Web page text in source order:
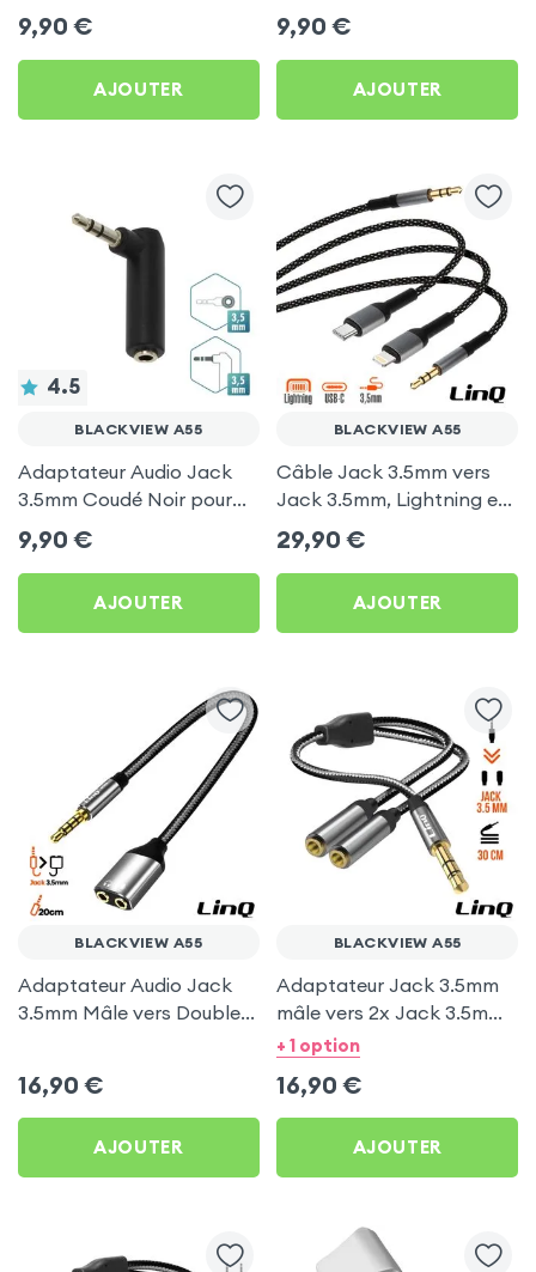
pour Blackview A55
9,90 €
AJOUTER
Mâle / 3.5 Mâle 1m - Noir
pour Blackview A55
9,90 €
AJOUTER
4.5
BLACKVIEW A55
Adaptateur Audio Jack
3.5mm Coudé Noir pour
Blackview A55
9,90 €
AJOUTER
BLACKVIEW A55
Câble Jack 3.5mm vers
Jack 3.5mm, Lightning et
USB-C, Nylon Tressé 1.5m,
LinQ - Noir pour Blackview
A55
29,90 €
AJOUTER
BLACKVIEW A55
Adaptateur Audio Jack
3.5mm Mâle vers Double
16,90 €
AJOUTER
BLACKVIEW A55
Adaptateur Jack 3.5mm
mâle vers 2x Jack 3.5mm
femelle, LinQ pour
+ 1 option
16,90 €
AJOUTER